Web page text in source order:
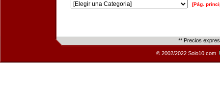
[Pág.
** Precios
© 2002/2022 Solo10.com